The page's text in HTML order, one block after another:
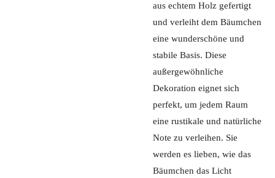
aus echtem Holz gefertigt
und verleiht dem Bäumchen
eine wunderschöne und
stabile Basis. Diese
außergewöhnliche
Dekoration eignet sich
perfekt, um jedem Raum
eine rustikale und natürliche
Note zu verleihen. Sie
werden es lieben, wie das
Bäumchen das Licht